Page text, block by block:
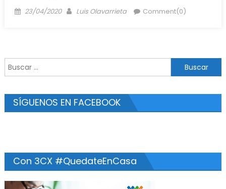
Posted
23/04/2020 Author
Luis Olavarrieta Comment(0)
Buscar:
SÍGUENOS EN FACEBOOK
Con 3CX #QuedateEnCasa